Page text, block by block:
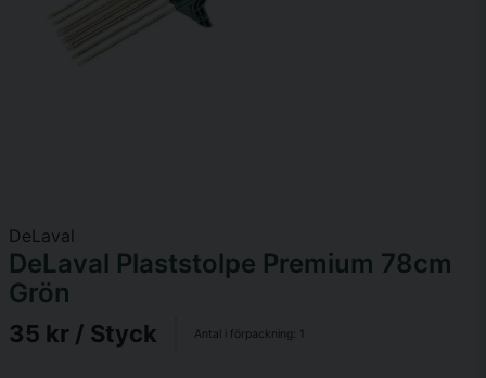
DeLaval
DeLaval Plaststolpe Premium 78cm
Grön
35 kr / Styck Antal i förpackning: 1